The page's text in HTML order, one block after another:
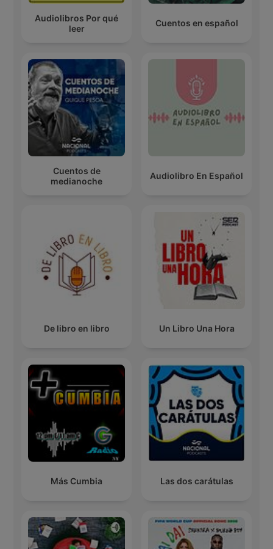
Audiolibros Por qué
leer
Cuentos en español
Cuentos de
medianoche
Audiolibro En Español
De libro en libro Un Libro Una Hora
Más Cumbia Las dos carátulas